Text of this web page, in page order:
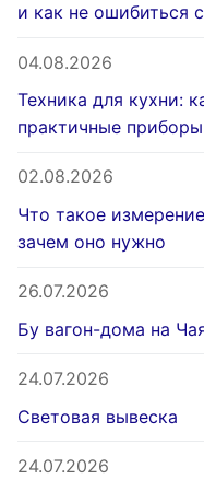
и как не ошибиться
04.08.2026
Техника для кухни:
практичные
02.08.2026
Что такое
зачем оно нужно
26.07.2026
Бу вагон-дома на
24.07.2026
Световая вывеска
24.07.2026